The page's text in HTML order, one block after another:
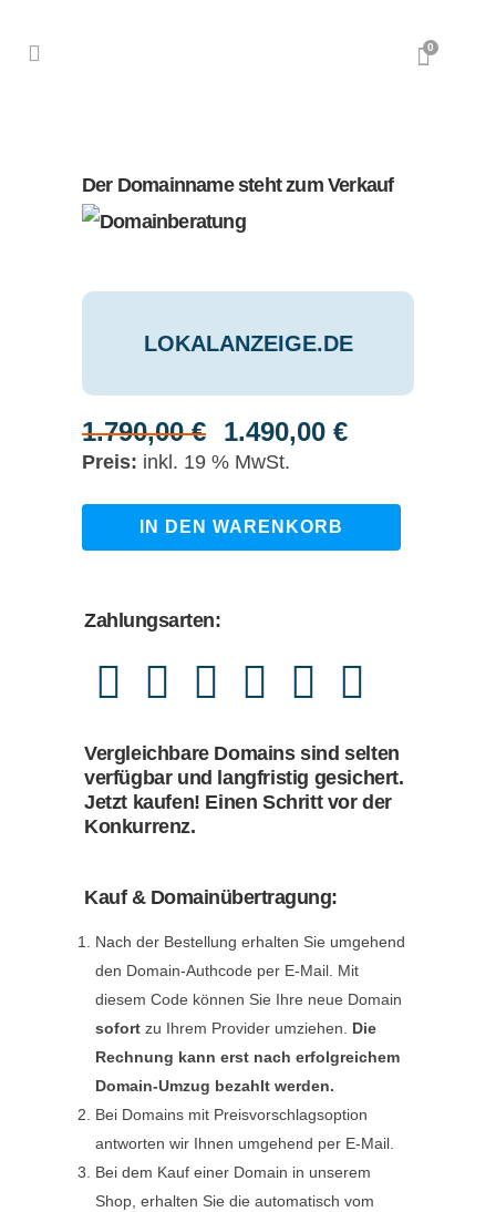
0
Der Domainname steht zum Verkauf
LOKALANZEIGE.DE
1.790,00€
Ursprünglicher
Preis
1.790,00 €
1.490,00 €Aktueller
inkl. 19 % MwSt.
lokalanzeige.de
IN DEN WARENKORB
Zahlungsarten:
Vergleichbare Domains sind selten
verfügbar und langfristig gesichert.
Jetzt kaufen! Einen Schritt vor der
Konkurrenz.
Kauf & Domainübertragung:
Nach der Bestellung erhalten Sie umgehend
den Domain-Authcode per E-Mail. Mit
diesem Code können Sie Ihre neue Domain
sofort zu Ihrem Provider umziehen. Die
Rechnung kann erst nach erfolgreichem
Domain-Umzug bezahlt werden.
Bei Domains mit Preisvorschlagsoption
antworten wir Ihnen umgehend per E-Mail.
Bei dem Kauf einer Domain in unserem
Shop, erhalten Sie die automatisch vom